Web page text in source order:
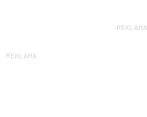
REKLAMA
REKLAMA